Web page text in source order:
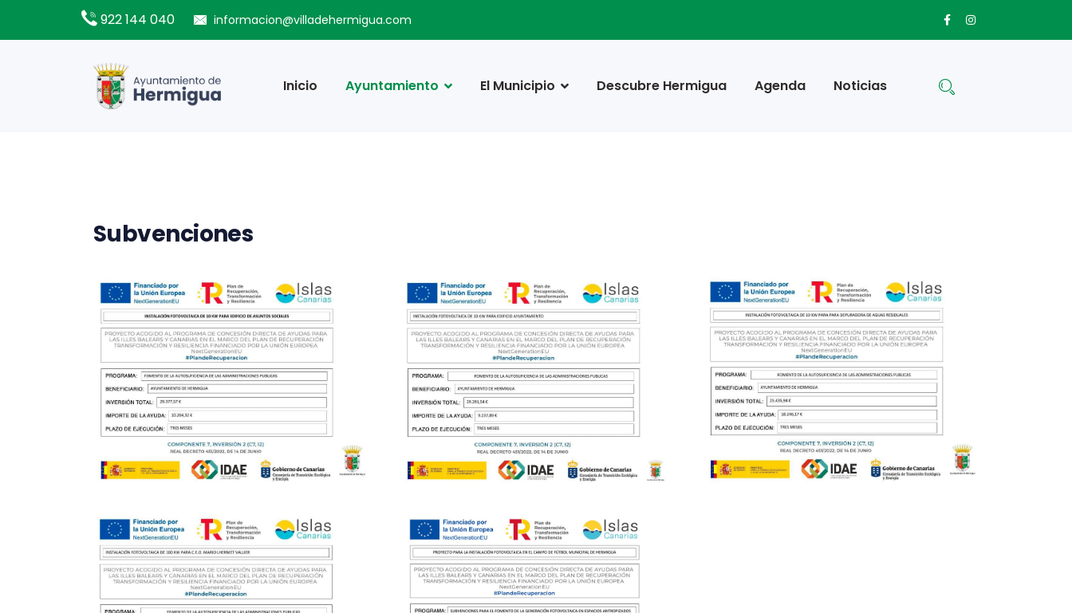
922 144 040 informacion@villadehermigua.com
Inicio Ayuntamiento El Municipio Descubre Hermigua Agenda Noticias
Subvenciones